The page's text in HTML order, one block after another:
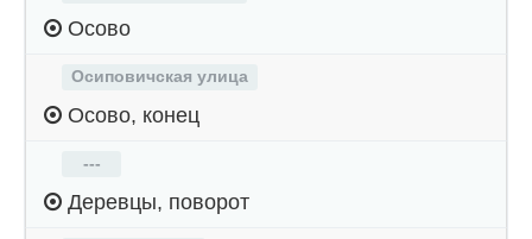
Осово
Осиповичская улица
Осово, конец
---
Деревцы, поворот